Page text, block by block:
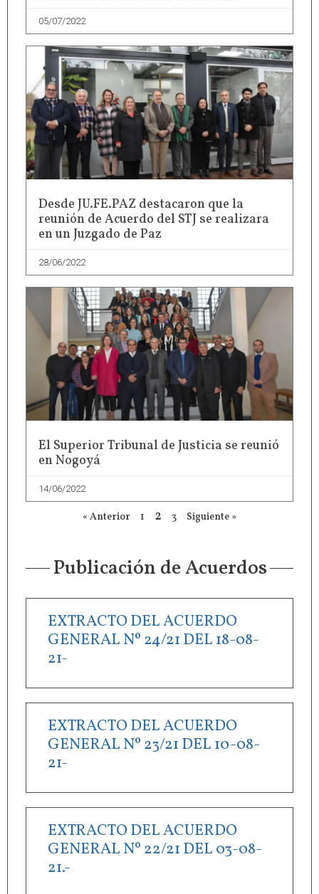
05/07/2022
Desde JU.FE.PAZ destacaron que la
reunión de Acuerdo del STJ se realizara
en un Juzgado de Paz
28/06/2022
El Superior Tribunal de Justicia se reunió
en Nogoyá
14/06/2022
« Anterior 1 2 3 Siguiente »
Publicación de Acuerdos
EXTRACTO DEL ACUERDO
GENERAL Nº 24/21 DEL 18-08-
21-
EXTRACTO DEL ACUERDO
GENERAL Nº 23/21 DEL 10-08-
21-
EXTRACTO DEL ACUERDO
GENERAL Nº 22/21 DEL 03-08-
21.-